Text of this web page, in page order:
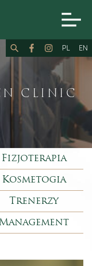
PL EN
CLINIC
Fizjoterapia
Kosmetogia
Trenerzy